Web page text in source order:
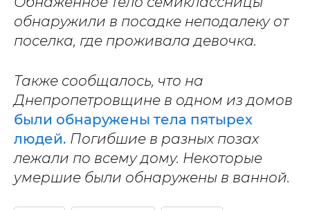
обнаружили в посадке неподалеку от
поселка, где проживала девочка.
Также сообщалось, что на
Днепропетровщине в одном из домов
были обнаружены тела пятырех
людей. Погибшие в разных позах
лежали по всему дому. Некоторые
умершие были обнаружены в ванной.